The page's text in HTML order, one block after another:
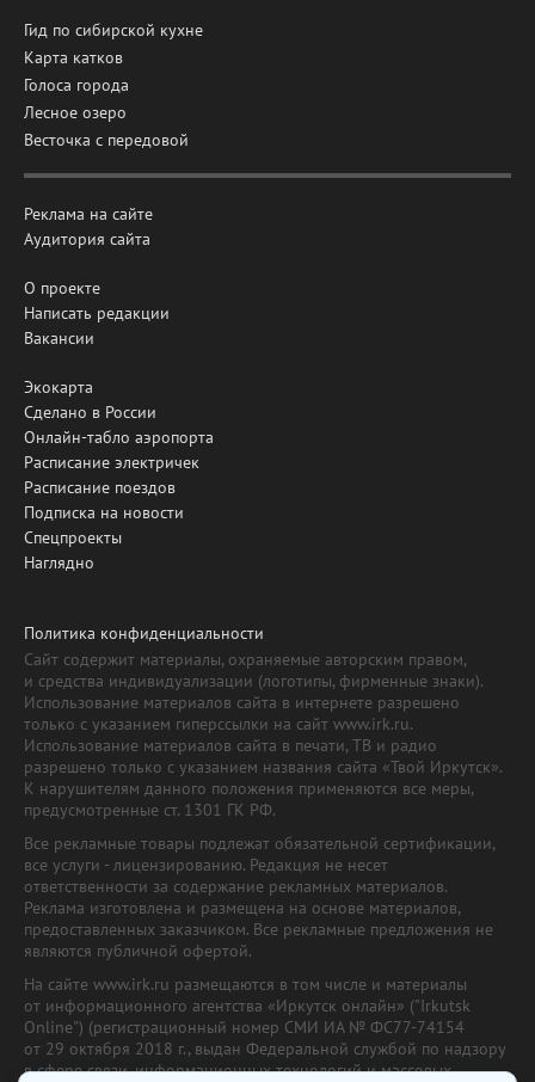
Гид по сибирской кухне
Карта катков
Голоса города
Лесное озеро
Весточка с передовой
Реклама на сайте
Аудитория сайта
О проекте
Написать редакции
Вакансии
Экокарта
Сделано в России
Онлайн-табло аэропорта
Расписание электричек
Расписание поездов
Подписка на новости
Спецпроекты
Наглядно
Политика конфиденциальности
Сайт содержит материалы, охраняемые авторским правом,
и средства индивидуализации (логотипы, фирменные знаки).
Использование материалов сайта в интернете разрешено
только с указанием гиперссылки на сайт www.irk.ru.
Использование материалов сайта в печати, ТВ и радио
разрешено только с указанием названия сайта «Твой Иркутск».
К нарушителям данного положения применяются все меры,
предусмотренные ст. 1301 ГК РФ.
Все рекламные товары подлежат обязательной сертификации,
все услуги - лицензированию. Редакция не несет
ответственности за содержание рекламных материалов.
Реклама изготовлена и размещена на основе материалов,
предоставленных заказчиком. Все рекламные предложения не
являются публичной офертой.
На сайте www.irk.ru размещаются в том числе и материалы
от информационного агентства «Иркутск онлайн» ("Irkutsk
Online") (регистрационный номер СМИ ИА № ФС77-74154
от 29 октября 2018 г., выдан Федеральной службой по надзору
в сфере связи, информационных технологий и массовых